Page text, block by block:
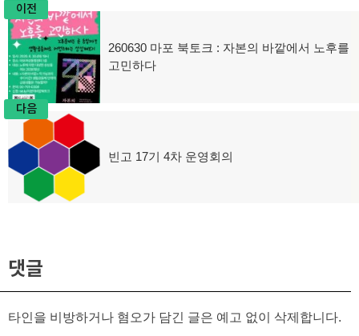
글
탐
색
이전
이
전
260630 마포 북토크 : 자본의 바깥에서 노후를
고민하다
다음
다
빈고 17기 4차 운영회의
댓글
타인을 비방하거나 혐오가 담긴 글은 예고 없이 삭제합니다.